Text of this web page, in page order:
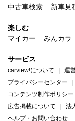
中古車検索
新車見
楽しむ
マイカー
みんカラ
サービス
carview!について 運
プライバシーセンター
コンテンツ制作ポリシー
広告掲載について
法
ヘルプ・お問い合わせ